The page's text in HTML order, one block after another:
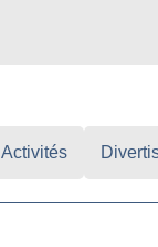
Activités